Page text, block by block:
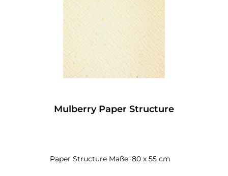
Mulberry Paper Structure